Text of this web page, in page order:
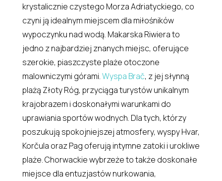
krystalicznie czystego Morza Adriatyckiego, co
czyni ją idealnym miejscem dla miłośników
wypoczynku nad wodą. Makarska Riwiera to
jedno z najbardziej znanych miejsc, oferujące
szerokie, piaszczyste plaże otoczone
malowniczymi górami.Wyspa Brač, z jej słynną
plażą Złoty Róg, przyciąga turystów unikalnym
krajobrazem i doskonałymi warunkami do
uprawiania sportów wodnych. Dla tych, którzy
poszukują spokojniejszej atmosfery, wyspy Hvar,
Korčula oraz Pag oferują intymne zatoki i urokliwe
plaże. Chorwackie wybrzeże to także doskonałe
miejsce dla entuzjastów nurkowania,